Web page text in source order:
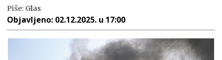
Piše: Glas
Objavljeno: 02.12.2025. u 17:00